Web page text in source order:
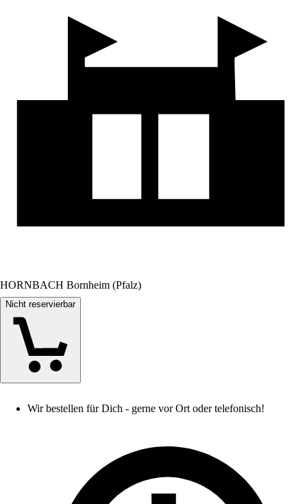
HORNBACH Bornheim (Pfalz)
Nicht reservierbar
Wir bestellen für Dich - gerne vor Ort oder telefonisch!